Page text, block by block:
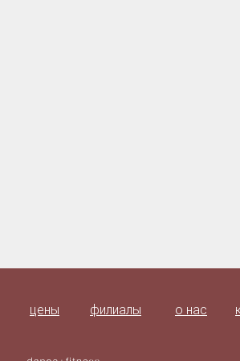
цены филиалы о нас